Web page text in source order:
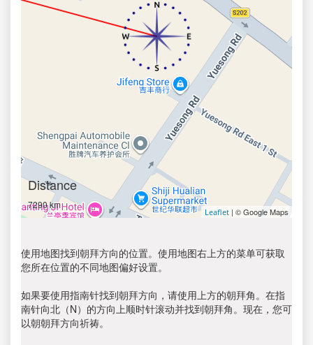
Distance
7290 km
Leaflet | © Google Maps
使用地图找到朝拜方向的位置。使用地图右上方的菜单可获取
您所在位置的不同地图偏好设置。
如果要使用指南针找到朝拜方向，请使用上方的朝拜角。在指
南针向北（N）的方向上顺时针滚动并找到朝拜角。现在，您可
以朝朝拜方向祈祷。